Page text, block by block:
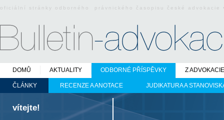
oficiální stránky odborného právnického časopisu české
DOMŮ AKTUALITY ODBORNÉ PŘÍSPĚVKY
ČLÁNKY RECENZE A ANOTACE JUDIKATURA A
Z ADVOKACIE
vítejte!